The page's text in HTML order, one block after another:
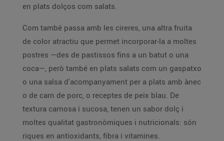
en plats dolços com salats.
Com també passa amb les cireres, una altra fruita
de color atractiu que permet incorporar-la a moltes
postres —des de pastissos fins a un batut o una
coca—, però també en plats salats com un gaspatxo
o una salsa d'acompanyament per a plats amb ànec
o de carn de porc, o receptes de peix blau. De
textura carnosa i sucosa, tenen un sabor dolç i
moltes qualitat gastronòmiques i nutricionals: són
riques en antioxidants, fibra i vitamines.